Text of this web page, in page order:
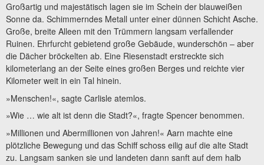
Großartig und majestätisch lagen sie im Schein der blauweißen
Sonne da. Schimmerndes Metall unter einer dünnen Schicht Asche.
Große, breite Alleen mit den Trümmern langsam verfallender
Ruinen. Ehrfurcht gebietend große Gebäude, wunderschön – aber
die Dächer bröckelten ab. Eine Riesenstadt erstreckte sich
kilometerlang an der Seite eines großen Berges und reichte vier
Kilometer weit in ein Tal hinein.
»Menschen!«, sagte Carlisle atemlos.
»Wie … wie alt ist denn die Stadt?«, fragte Spencer benommen.
»Millionen und Abermillionen von Jahren!« Aarn machte eine
plötzliche Bewegung und das Schiff schoss eilig auf die alte Stadt
zu. Langsam sanken sie und landeten dann sanft auf dem halb